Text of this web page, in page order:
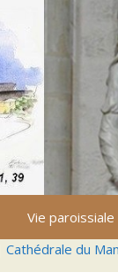
Vie paroissiale
Cathédrale du